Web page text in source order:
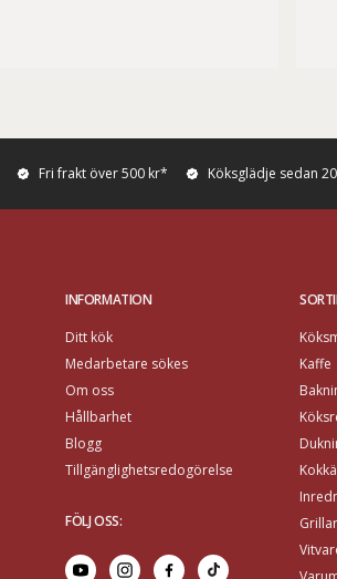
Fri frakt över 500 kr* Köksglädje sedan
INFORMATION
Ditt kök
Medarbetare sökes
Om oss
Hållbarhet
Blogg
Tillgänglighetsredogörelse
FÖLJ OSS:
Kaffe
Grillar